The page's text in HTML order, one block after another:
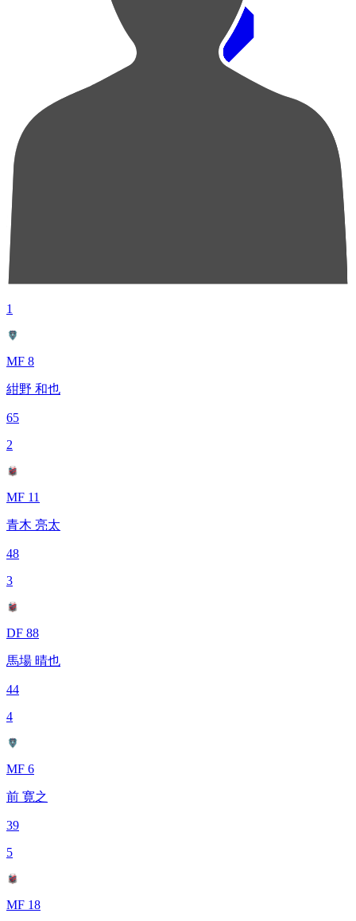
順位
選手名
成績
1
MF 8
紺野 和也
65
2
MF 11
青木 亮太
48
3
DF 88
馬場 晴也
44
4
MF 6
前 寛之
39
5
MF 18